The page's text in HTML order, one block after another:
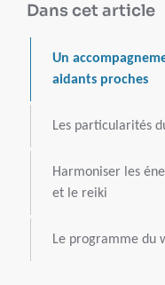
Dans cet article
Un
aidants proches
Les particularités
Harmoniser les
et le reiki
Le programme du